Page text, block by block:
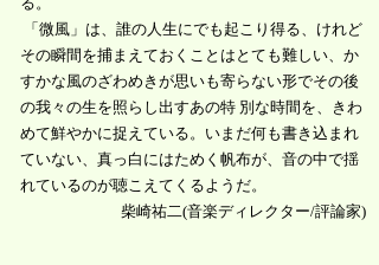
「微風」は、誰の人生にでも起こり得る、けれど
その瞬間を捕まえておくことはとても難しい、か
すかな風のざわめきが思いも寄らない形でその後
の我々の生を照らし出すあの特 別な時間を、きわ
めて鮮やかに捉えている。いまだ何も書き込まれ
ていない、真っ白にはためく帆布が、音の中で揺
れているのが聴こえ てくるようだ。
柴崎祐二(音楽ディレクター/評論家)